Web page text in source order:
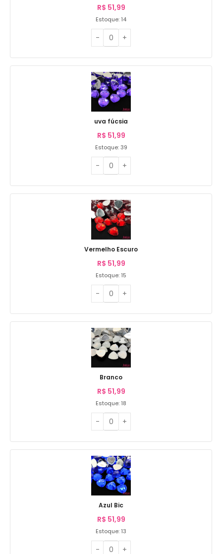
R$ 51,99
Estoque: 14
uva fúcsia
R$ 51,99
Estoque: 39
Vermelho Escuro
R$ 51,99
Estoque: 15
Branco
R$ 51,99
Estoque: 18
Azul Bic
R$ 51,99
Estoque: 13